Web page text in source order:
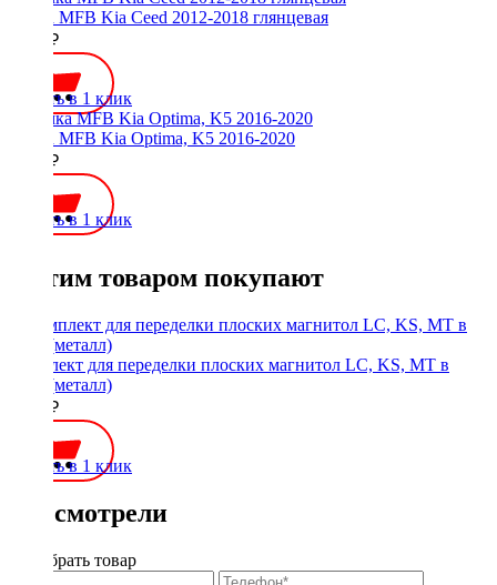
Рамка MFB Kia Ceed 2012-2018 глянцевая
2300 ₽
Купить в 1 клик
Рамка MFB Kia Optima, K5 2016-2020
2000 ₽
Купить в 1 клик
С этим товаром покупают
Комплект для переделки плоских магнитол LC, KS, MT в
1Din (металл)
1900 ₽
Купить в 1 клик
Вы смотрели
Подобрать товар